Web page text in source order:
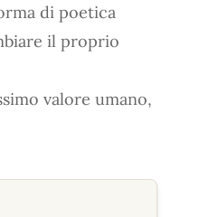
di poetica
il proprio
valore umano,